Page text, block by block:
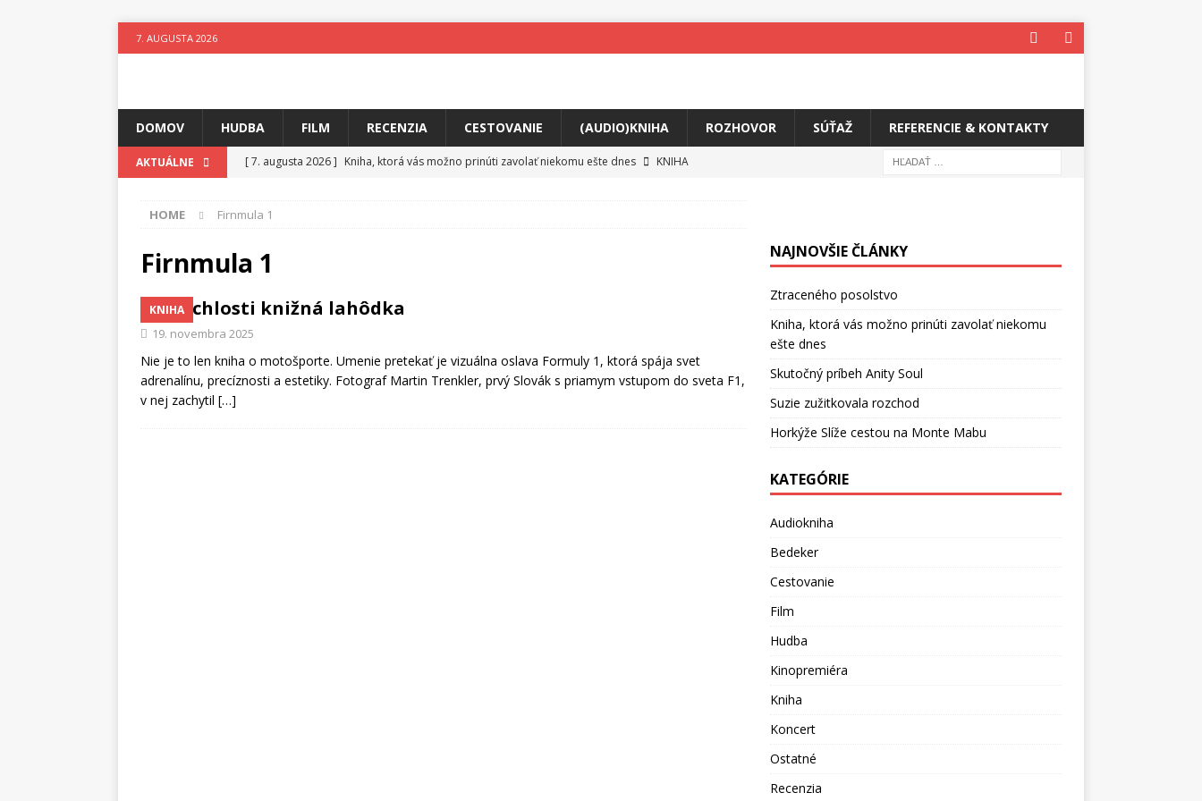
7. AUGUSTA 2026
DOMOV HUDBA FILM RECENZIA CESTOVANIE (AUDIO)KNIHA ROZHOVOR SÚŤAŽ REFERENCIE & KONTAKTY
AKTUÁLNE [ 7. augusta 2026 ] Kniha, ktorá vás možno prinúti zavolať niekomu ešte dnes
KNIHA
[ 5. augusta 2026 ]
[ 4. augusta 2026 ]
[ 3. augusta 2026 ] Fantastický svet plný tajomstiev
HOME Firnmula 1
Firnmula 1
KNIHA
Z rýchlosti knižná lahôdka
19. novembra 2025
Nie je to len kniha o motošporte. Umenie pretekať je vizuálna oslava Formuly 1, ktorá spája svet
adrenalínu, precíznosti a estetiky. Fotograf Martin Trenkler, prvý Slovák s priamym vstupom do sveta F1,
v nej zachytil […]
NAJNOVŠIE ČLÁNKY
Ztraceného posolstvo
Kniha, ktorá vás možno prinúti zavolať niekomu
ešte dnes
Skutočný príbeh Anity Soul
Suzie zužitkovala rozchod
Horkýže Slíže cestou na Monte Mabu
KATEGÓRIE
Audiokniha
Bedeker
Cestovanie
Film
Hudba
Kinopremiéra
Kniha
Koncert
Ostatné
Recenzia